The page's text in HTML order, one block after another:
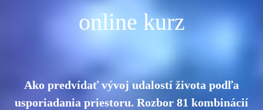
online kurz
Ako predvídať vývoj udalostí života podľa
usporiadania priestoru. Rozbor 81 kombinácií